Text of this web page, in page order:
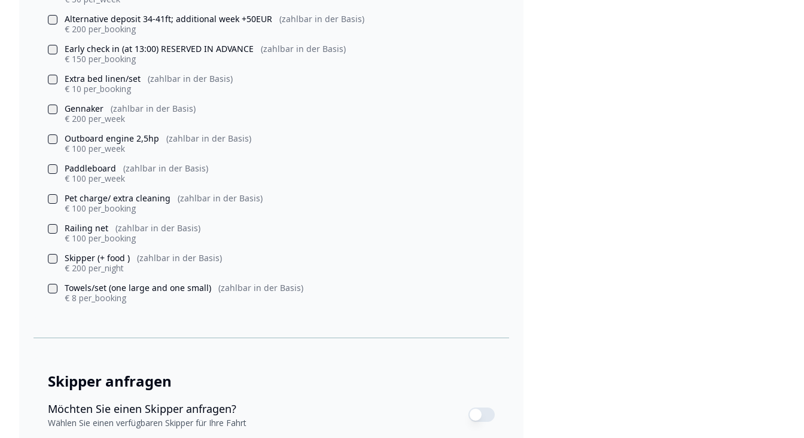
Alternative deposit 34-41ft; additional week +50EUR
(zahlbar in der Basis)
€ 200 per_booking
Early check in (at 13:00) RESERVED IN ADVANCE
(zahlbar in der Basis)
€ 150 per_booking
Extra bed linen/set
(zahlbar in der Basis)
€ 10 per_booking
Gennaker
(zahlbar in der Basis)
€ 200 per_week
Outboard engine 2,5hp
(zahlbar in der Basis)
€ 100 per_week
Paddleboard
(zahlbar in der Basis)
€ 100 per_week
Pet charge/ extra cleaning
(zahlbar in der Basis)
€ 100 per_booking
Railing net
(zahlbar in der Basis)
€ 100 per_booking
Skipper (+ food )
(zahlbar in der Basis)
€ 200 per_night
Towels/set (one large and one small)
(zahlbar in der Basis)
€ 8 per_booking
Skipper anfragen
Möchten Sie einen Skipper anfragen?
Wählen Sie einen verfügbaren Skipper für Ihre Fahrt